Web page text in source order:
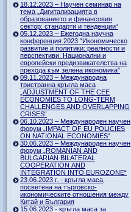
18.12.2023 – Научен семинар на
тема „Дигитализацията в
образованието и финансовия
сектор: стандарти и тенденции“
05.12.2023 – Ежегодна научна
конференция 2023 "Икономическо
развитие и политики: реалности и
перспективи. Национални и
европейски предизвикателства на
прехода към зелена икономика"
09.11.2023 – Международна
тристранна кръгла маса
„ADJUSTMENT OF THE CEE
ECONOMIES TO LONG-TERM
CHALLENGES AND OVERLAPPING
CRISES“
06.10.2023 – Международен научен
форум „IMPACT OF EU POLICIES
ON NATIONAL ECONOMIES“
30.06.2023 – Международен научен
форум „ROMANIAN AND
BULGARIAN BILATERAL
COOPERATION AND
INTEGRATION INTO EUROZONE“
23.06.2023 г. - кръгла маса,
посветена на търговско-
икономическите отношения между
Китай и България
15.06.2023 - кръгла маса за